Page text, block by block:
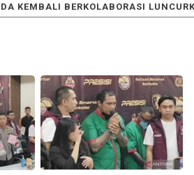
KEMBALI BERKOLABORASI